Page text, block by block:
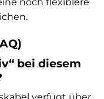
noch flexiblere
bei diesem